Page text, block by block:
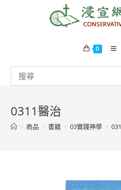
0
0311醫治
> 商品 > 書籍 > 03實踐神學 >